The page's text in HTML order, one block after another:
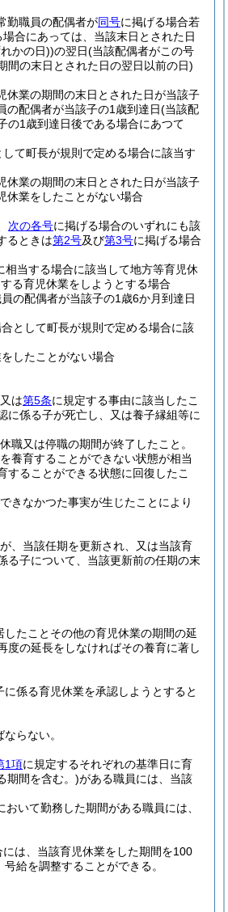
勤職員の配偶者が同号に掲げる場合若
合にあっては、当該末日とされた日
かの日))の翌日(当該配偶者がこの号
間の末日とされた日の翌日以前の日)
休業の期間の末日とされた日が当該子
の配偶者が当該子の1歳到達日(当該配
の1歳到達日後である場合にあつて
て町長が規則で定める場合に該当す
休業の期間の末日とされた日が当該子
休業をしたことがない場合
次の各号に掲げる場合のいずれにも該
るときは第2号及び第3号に掲げる場合
当する場合に該当して地方等育児休
る育児休業をしようとする場合
の配偶者が当該子の1歳6か月到達日
として町長が規則で定める場合に該
したことがない場合
は第5条に規定する事由に該当したこ
に係る子が死亡し、又は養子縁組等に
職又は停職の期間が終了したこと。
養育することができない状態が相当
ることができる状態に回復したこ
きなかつた事実が生じたことにより
、当該任期を更新され、又は当該育
る子について、当該更新前の任期の末
たことその他の育児休業の期間の延
度の延長をしなければその養育に著し
係る育児休業を承認しようとすると
らない。
1項に規定するそれぞれの基準日に育
期間を含む。)がある職員には、当該
いて勤務した期間がある職員には、
は、当該育児休業をした期間を100
給を調整することができる。